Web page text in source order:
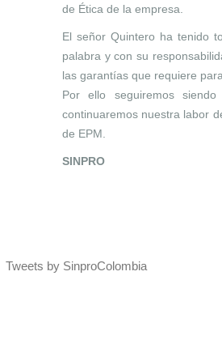
de Ética de la empresa.
El señor Quintero ha tenido
palabra y con su
las garantías que requiere
Por ello seguiremos
continuaremos nuestra labor
de EPM.
SINPRO
Tweets by SinproColombia